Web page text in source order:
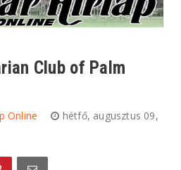
Club of Palm
Online
hétfő, augusztus 09,